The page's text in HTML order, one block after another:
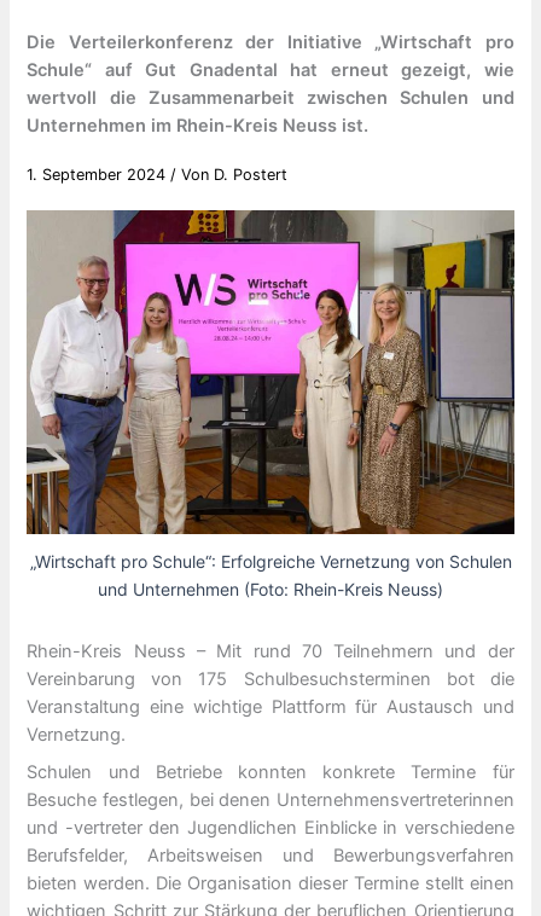
Die Verteilerkonferenz der Initiative „Wirtschaft pro
Schule“ auf Gut Gnadental hat erneut gezeigt, wie
wertvoll die Zusammenarbeit zwischen Schulen und
Unternehmen im Rhein-Kreis Neuss ist.
1. September 2024 / Von D. Postert
„Wirtschaft pro Schule“: Erfolgreiche Vernetzung von Schulen
und Unternehmen (Foto: Rhein-Kreis Neuss)
Rhein-Kreis Neuss – Mit rund 70 Teilnehmern und der
Vereinbarung von 175 Schulbesuchsterminen bot die
Veranstaltung eine wichtige Plattform für Austausch und
Vernetzung.
Schulen und Betriebe konnten konkrete Termine für
Besuche festlegen, bei denen Unternehmensvertreterinnen
und -vertreter den Jugendlichen Einblicke in verschiedene
Berufsfelder, Arbeitsweisen und Bewerbungsverfahren
bieten werden. Die Organisation dieser Termine stellt einen
wichtigen Schritt zur Stärkung der beruflichen Orientierung